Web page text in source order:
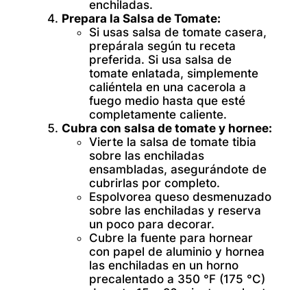
enchiladas.
Prepara la Salsa de Tomate:
Si usas salsa de tomate casera,
prepárala según tu receta
preferida. Si usa salsa de
tomate enlatada, simplemente
caliéntela en una cacerola a
fuego medio hasta que esté
completamente caliente.
Cubra con salsa de tomate y hornee:
Vierte la salsa de tomate tibia
sobre las enchiladas
ensambladas, asegurándote de
cubrirlas por completo.
Espolvorea queso desmenuzado
sobre las enchiladas y reserva
un poco para decorar.
Cubre la fuente para hornear
con papel de aluminio y hornea
las enchiladas en un horno
precalentado a 350 °F (175 °C)